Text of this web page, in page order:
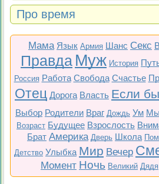
Про время
Мама Язык Армия Шанс Секс
Правда Муж История
Россия Работа Свобода Счастье
Отец Дорога Власть Если бы
Выбор Родители Враг Дождь Ум
Возраст Будущее Взрослость
Брат Америка Дверь Школа
Детство Улыбка Мир Вечер
Момент Ночь Великий Дядя